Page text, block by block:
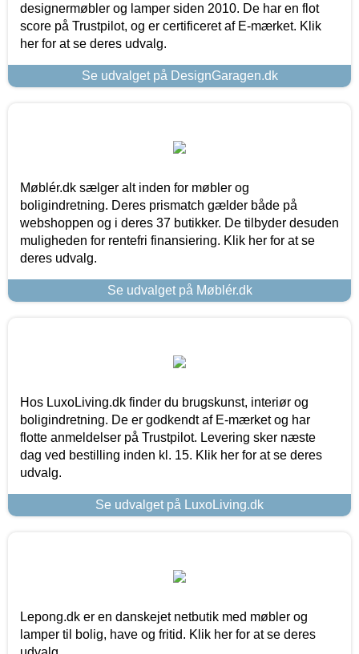
designermøbler og lamper siden 2010. De har en flot
score på Trustpilot, og er certificeret af E-mærket. Klik
her for at se deres udvalg.
Se udvalget på DesignGaragen.dk
Møblér.dk sælger alt inden for møbler og
boligindretning. Deres prismatch gælder både på
webshoppen og i deres 37 butikker. De tilbyder desuden
muligheden for rentefri finansiering. Klik her for at se
deres udvalg.
Se udvalget på Møblér.dk
Hos LuxoLiving.dk finder du brugskunst, interiør og
boligindretning. De er godkendt af E-mærket og har
flotte anmeldelser på Trustpilot. Levering sker næste
dag ved bestilling inden kl. 15. Klik her for at se deres
udvalg.
Se udvalget på LuxoLiving.dk
Lepong.dk er en danskejet netbutik med møbler og
lamper til bolig, have og fritid. Klik her for at se deres